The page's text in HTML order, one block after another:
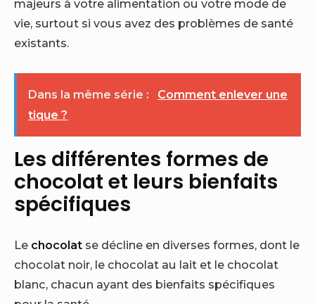
majeurs à votre alimentation ou votre mode de
vie, surtout si vous avez des problèmes de santé
existants.
Dans la même série :
Comment enlever une
tique ?
Les différentes formes de
chocolat et leurs bienfaits
spécifiques
Le chocolat se décline en diverses formes, dont le
chocolat noir, le chocolat au lait et le chocolat
blanc, chacun ayant des bienfaits spécifiques